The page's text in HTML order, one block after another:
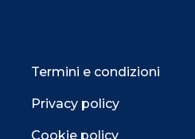
Termini e condizioni
Privacy policy
Cookie policy